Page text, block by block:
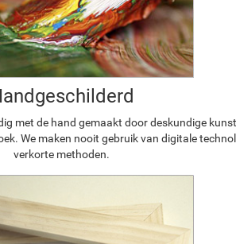
met de hand gemaakt door deskundige
We maken nooit gebruik van digitale
verkorte methoden.